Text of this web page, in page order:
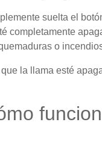
suelta el
completamente
o
la llama esté